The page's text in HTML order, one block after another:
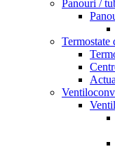
Panouri /
Termostate